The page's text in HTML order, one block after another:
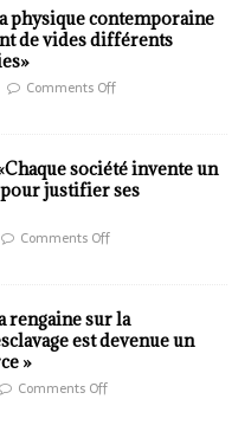
physique contemporaine
de vides différents
Comments Off
société invente un
justifier ses
Comments Off
rengaine sur la
est devenue un
»
Comments Off